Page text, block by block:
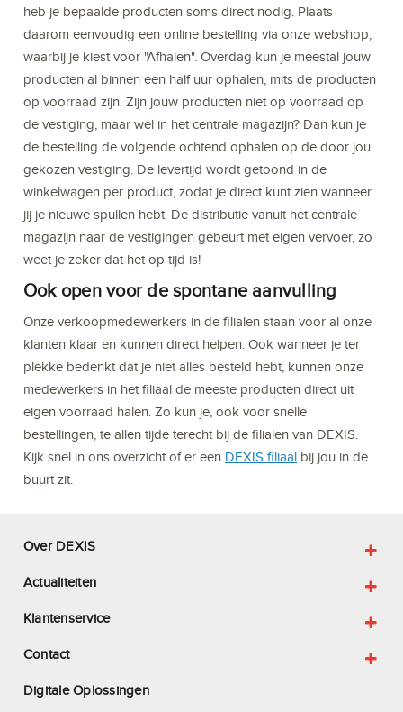
heb je bepaalde producten soms direct nodig. Plaats
daarom eenvoudig een online bestelling via onze webshop,
waarbij je kiest voor "Afhalen". Overdag kun je meestal jouw
producten al binnen een half uur ophalen, mits de producten
op voorraad zijn. Zijn jouw producten niet op voorraad op
de vestiging, maar wel in het centrale magazijn? Dan kun je
de bestelling de volgende ochtend ophalen op de door jou
gekozen vestiging. De levertijd wordt getoond in de
winkelwagen per product, zodat je direct kunt zien wanneer
jij je nieuwe spullen hebt. De distributie vanuit het centrale
magazijn naar de vestigingen gebeurt met eigen vervoer, zo
weet je zeker dat het op tijd is!
Ook open voor de spontane aanvulling
Onze verkoopmedewerkers in de filialen staan voor al onze
klanten klaar en kunnen direct helpen. Ook wanneer je ter
plekke bedenkt dat je niet alles besteld hebt, kunnen onze
medewerkers in het filiaal de meeste producten direct uit
eigen voorraad halen. Zo kun je, ook voor snelle
bestellingen, te allen tijde terecht bij de filialen van DEXIS.
Kijk snel in ons overzicht of er een DEXIS filiaal bij jou in de
buurt zit.
Over DEXIS
Actualiteiten
Klantenservice
Contact
Digitale Oplossingen